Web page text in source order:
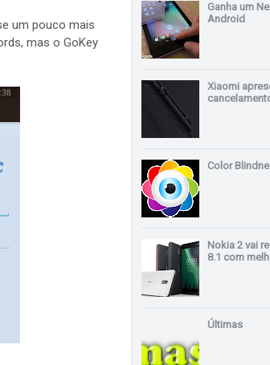
um pouco mais
mas o GoKey
Ganha um
Android
Xiaomi
Color
Nokia 2 vai
8.1 com
Últimas